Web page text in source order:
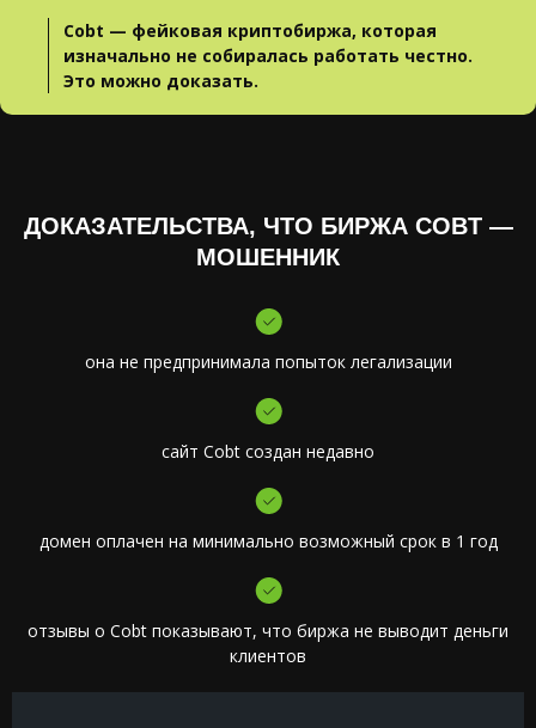
Cobt — фейковая криптобиржа, которая
изначально не собиралась работать честно.
Это можно доказать.
ДОКАЗАТЕЛЬСТВА, ЧТО БИРЖА COBT —
МОШЕННИК
она не предпринимала попыток легализации
сайт Cobt создан недавно
домен оплачен на минимально возможный срок в 1 год
отзывы о Cobt показывают, что биржа не выводит деньги
клиентов